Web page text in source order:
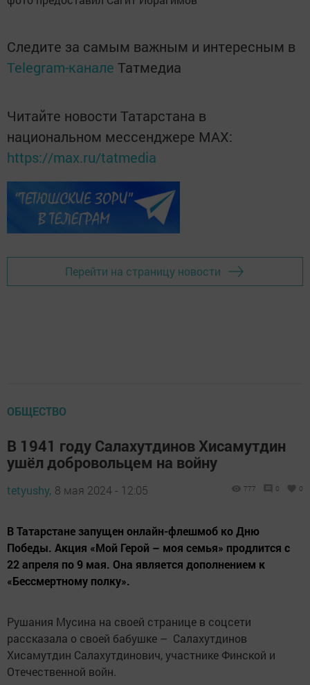
Следите за самым важным и интересным в
Telegram-канале Татмедиа
Читайте новости Татарстана в
национальном мессенджере MАХ:
https://max.ru/tatmedia
Перейти на страницу новости
ОБЩЕСТВО
В 1941 году Салахутдинов Хисамутдин
ушёл добровольцем на войну
tetyushy, 8 мая 2024 - 12:05 777 0 0
В Татарстане запущен онлайн-флешмоб ко Дню
Победы. Акция «Мой Герой – моя семья» продлится с
22 апреля по 9 мая. Она является дополнением к
«Бессмертному полку».
Рушания Мусина на своей странице в соцсети
рассказала о своей бабушке – Салахутдинов
Хисамутдин Салахутдинович, участнике Финской и
Отечественной войн.